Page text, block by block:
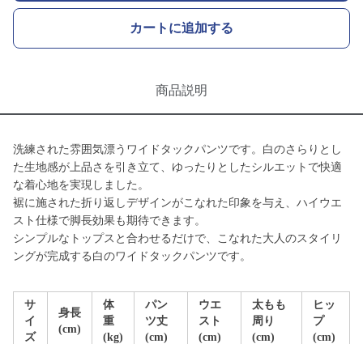
カートに追加する
商品説明
洗練された雰囲気漂うワイドタックパンツです。白のさらりとし
た生地感が上品さを引き立て、ゆったりとしたシルエットで快適
な着心地を実現しました。
裾に施された折り返しデザインがこなれた印象を与え、ハイウエ
スト仕様で脚長効果も期待できます。
シンプルなトップスと合わせるだけで、こなれた大人のスタイリ
ングが完成する白のワイドタックパンツです。
サ
イ
ズ
身長
(cm)
体
重
(kg)
パン
ツ丈
(cm)
ウエ
スト
(cm)
太もも
周り
(cm)
ヒッ
プ
(cm)